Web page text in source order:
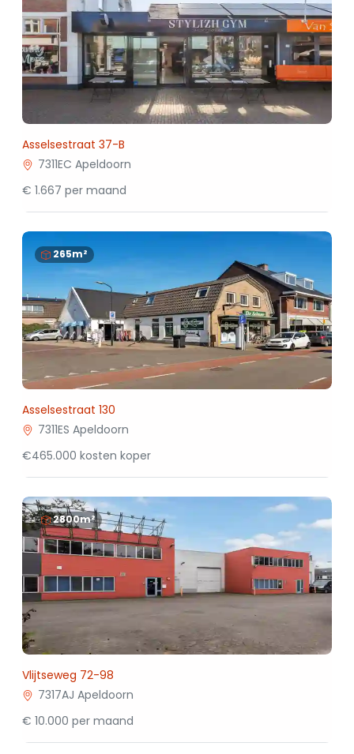
Asselsestraat 37-B
7311EC Apeldoorn
€ 1.667 per maand
265m²
Asselsestraat 130
7311ES Apeldoorn
€465.000 kosten koper
2800m²
Vlijtseweg 72-98
7317AJ Apeldoorn
€ 10.000 per maand